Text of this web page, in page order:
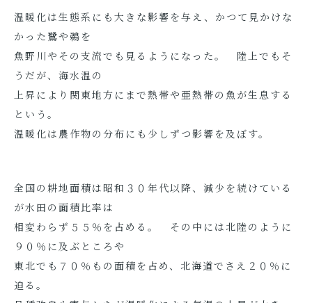
温暖化は生態系にも大きな影響を与え、かつて見かけな
かった鷺や鵜を
魚野川やその支流でも見るようになった。 陸上でもそ
うだが、海水温の
上昇により関東地方にまで熱帯や亜熱帯の魚が生息する
という。
温暖化は農作物の分布にも少しずつ影響を及ぼす。
全国の耕地面積は昭和３０年代以降、減少を続けている
が水田の面積比率は
相変わらず５５％を占める。 その中には北陸のように
９０％に及ぶところや
東北でも７０％もの面積を占め、北海道でさえ２０％に
迫る。